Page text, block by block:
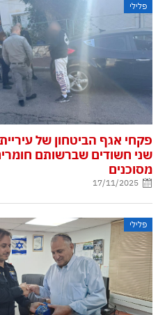
פלילי
פקחי אגף הביטחון של
שני חשודים שברשותם
מסוכנים
17/11/2025
פלילי